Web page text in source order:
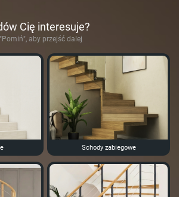
Cię interesuje?
aby przejść dalej
Schody zabiegowe